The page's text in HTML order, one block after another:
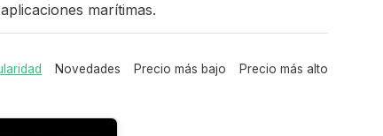
marítimas.
Novedades Precio más bajo Precio más alto